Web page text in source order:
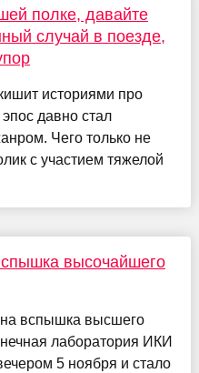
полке, давайте
случай в поезде,
историями про
давно стал
Чего только не
с участием тяжелой
высочайшего
вспышка высшего
лаборатория ИКИ
5 ноября и стало